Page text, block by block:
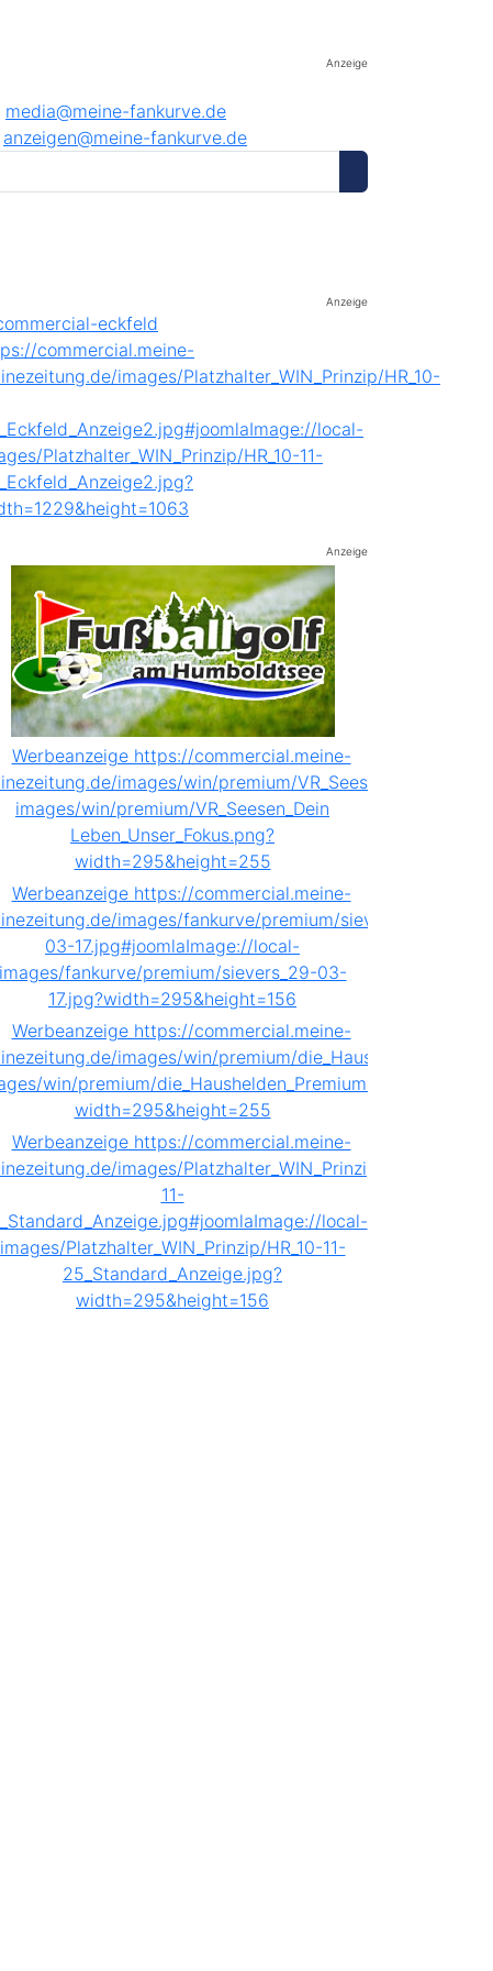
Anzeige
media@meine-fankurve.de
anzeigen@meine-fankurve.de
Anzeige
Anzeige